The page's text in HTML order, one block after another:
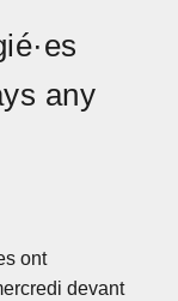
any
ont
devant